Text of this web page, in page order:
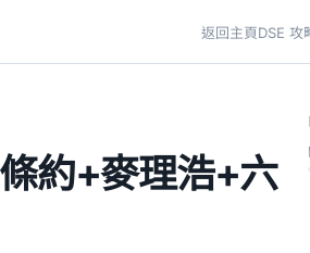
返回主頁DSE 攻
約+麥理浩+六